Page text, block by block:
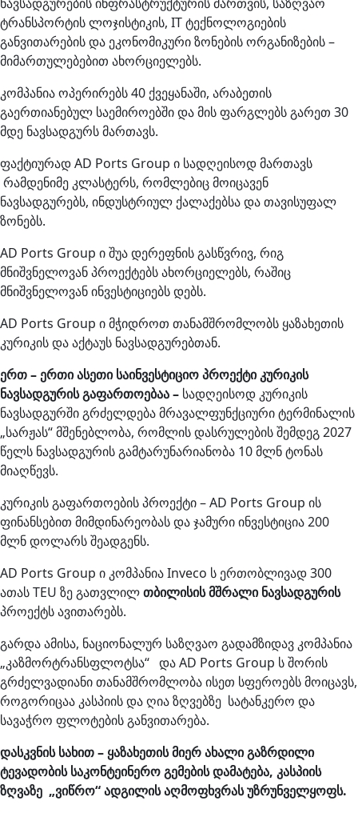
ტრანსპორტის ლოჯისტიკის, IT ტექნოლოგიების
განვითარების და ეკონომიკური ზონების ორგანიზების –
მიმართულებებით ახორციელებს.
კომპანია ოპერირებს 40 ქვეყანაში, არაბეთის
გაერთიანებულ საემიროებში და მის ფარგლებს გარეთ 30
მდე ნავსადგურს მართავს.
ფაქტიურად AD Ports Group ი სადღეისოდ მართავს
რამდენიმე კლასტერს, რომლებიც მოიცავენ
ნავსადგურებს, ინდუსტრიულ ქალაქებსა და თავისუფალ
ზონებს.
AD Ports Group ი შუა დერეფნის გასწვრივ, რიგ
მნიშვნელოვან პროექტებს ახორციელებს, რაშიც
მნიშვნელოვან ინვესტიციებს დებს.
AD Ports Group ი მჭიდროთ თანამშრომლობს ყაზახეთის
კურიკის და აქტაუს ნავსადგურებთან.
ერთ – ერთი ასეთი საინვესტიციო პროექტი კურიკის
ნავსადგურის გაფართოებაა – სადღეისოდ კურიკის
ნავსადგურში გრძელდება მრავალფუნქციური ტერმინალის
„სარჟას“ მშენებლობა, რომლის დასრულების შემდეგ 2027
წელს ნავსადგურის გამტარუნარიანობა 10 მლნ ტონას
მიაღწევს.
კურიკის გაფართოების პროექტი – AD Ports Group ის
ფინანსებით მიმდინარეობას და ჯამური ინვესტიცია 200
მლნ დოლარს შეადგენს.
AD Ports Group ი კომპანია Inveco ს ერთობლივად 300
ათას TEU ზე გათვლილთბილისის მშრალი ნავსადგურის
პროექტს ავითარებს.
გარდა ამისა, ნაციონალურ საზღვაო გადამზიდავ კომპანია
„კაზმორტრანსფლოტსა“ და AD Ports Group ს შორის
გრძელვადიანი თანამშრომლობა ისეთ სფეროებს მოიცავს,
როგორიცაა კასპიის და ღია ზღვებზე სატანკერო და
სავაჭრო ფლოტების განვითარება.
დასკვნის სახით – ყაზახეთის მიერ ახალი გაზრდილი
ტევადობის საკონტეინერო გემების დამატება, კასპიის
ზღვაზე „ვიწრო“ ადგილის აღმოფხვრას უზრუნველყოფს.